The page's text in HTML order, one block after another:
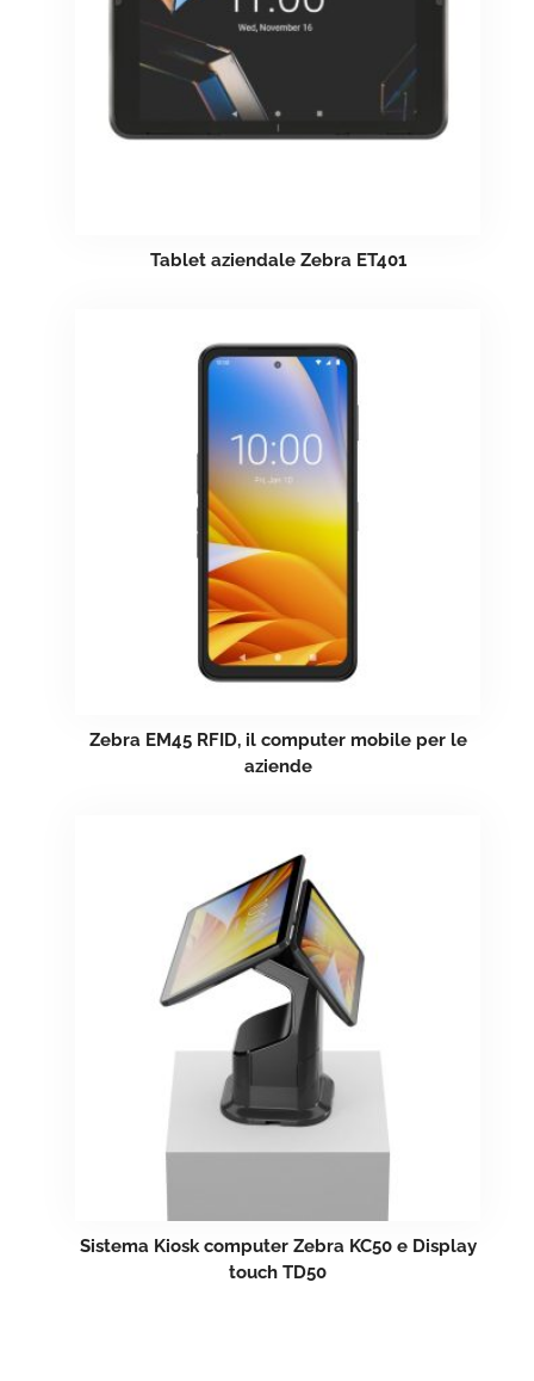
Tablet aziendale Zebra ET401
Zebra EM45 RFID, il computer mobile per le
aziende
Sistema Kiosk computer Zebra KC50 e Display
touch TD50